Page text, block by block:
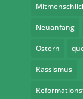
Neuanfang
Ostern
Rassismus